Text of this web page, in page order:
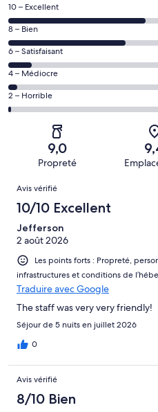
Note
des
voyageurs
de 10
(Excellent),
d’après 98 avis
sur 208.
10 – Excellent
Note
des
voyageurs
de 8
(Bien),
d’après 84 avis
8 – Bien
Note
des
voyageurs
de 6
(Satisfaisant),
d’après 17 avis
6 – Satisfaisant
Note
des
voyageurs
(Médiocre),
d’après 7 avis
sur 208.
4 – Médiocre
Note
des
voyageurs
(Horrible),
d’après 2 avis
sur 208.
2 – Horrible
9,0
Propreté
Avis
Avis vérifié
10/10 Excellent
Jefferson
2 août 2026
Les points forts : Propreté,
infrastructures et conditions de
Traduire avec Google
The staff was very very friendly!
Séjour de 5 nuits en juillet 2026
0
Avis vérifié
8/10 Bien